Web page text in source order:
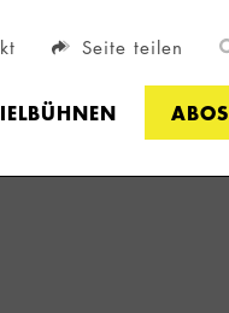
Seite teilen
ABOS